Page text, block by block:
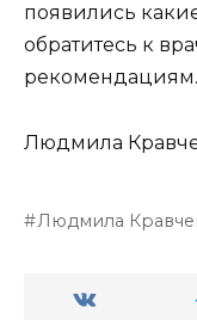
появились
обратитесь к
рекомендациям.
Людмила
Людмила